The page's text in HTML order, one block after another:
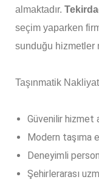
almaktadır.
seçim yaparken
sunduğu hizmetler
Taşınmatik
Güvenilir hizmet
Modern taşıma
Deneyimli
Şehirlerarası